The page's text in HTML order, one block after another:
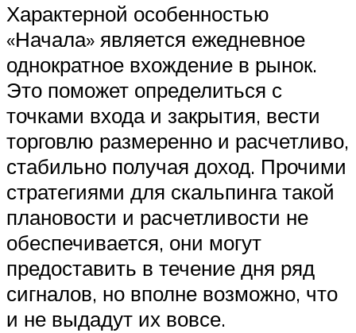
Характерной особенностью
«Начала» является ежедневное
однократное вхождение в рынок.
Это поможет определиться с
точками входа и закрытия, вести
торговлю размеренно и расчетливо,
стабильно получая доход. Прочими
стратегиями для скальпинга такой
плановости и расчетливости не
обеспечивается, они могут
предоставить в течение дня ряд
сигналов, но вполне возможно, что
и не выдадут их вовсе.